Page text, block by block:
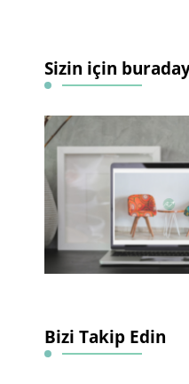
Sizin için
Bizi Takip Edin